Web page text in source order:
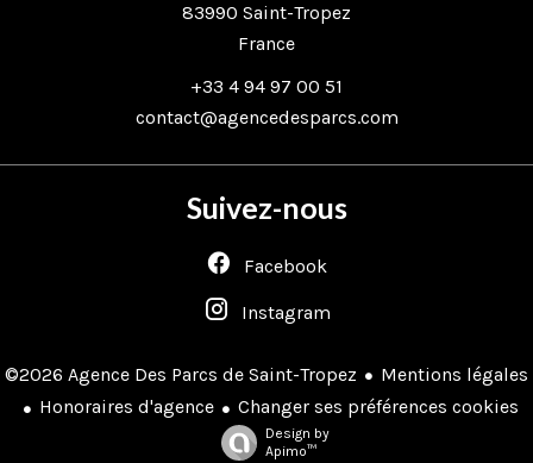
83990 Saint-Tropez
France
+33 4 94 97 00 51
contact@agencedesparcs.com
Suivez-nous
Facebook
Instagram
©2026 Agence Des Parcs de Saint-Tropez
Mentions légales
Honoraires d'agence
Changer ses préférences cookies
Design by
Apimo™